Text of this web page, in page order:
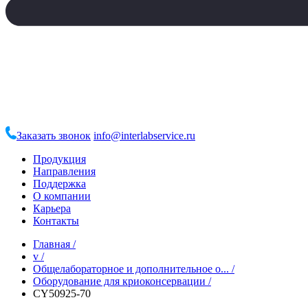
Заказать звонок info@interlabservice.ru
Продукция
Направления
Поддержка
О компании
Карьера
Контакты
Главная /
v /
Общелабораторное и дополнительное о... /
Оборудование для криоконсервации /
CY50925-70